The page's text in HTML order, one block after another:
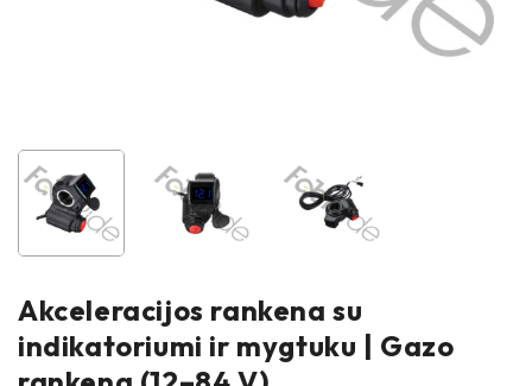
Akceleracijos rankena su
indikatoriumi ir mygtuku | Gazo